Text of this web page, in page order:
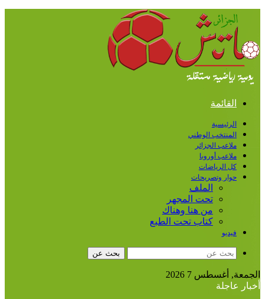
القائمة
الرئيسية
المنتخب الوطني
ملاعب الجزائر
ملاعب أوروبا
كل الرياضات
حوار وتصريحات
الملف
تحت المجهر
من هنا وهناك
كتاب تحت الطبع
فيديو
بحث عن
الجمعة, أغسطس 7 2026
أخبار عاجلة